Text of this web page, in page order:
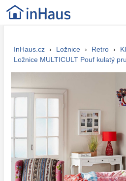
InHaus.cz › Ložnice › Retro ›
Ložnice MULTICULT Pouf kulatý